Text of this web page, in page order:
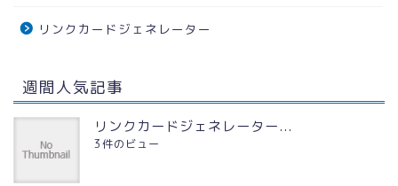
リンクカードジェネレーター
週間人気記事
リンクカードジェネレーター...
3件のビュー